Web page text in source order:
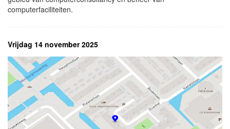
computerfaciliteiten.
Vrijdag 14 november 2025